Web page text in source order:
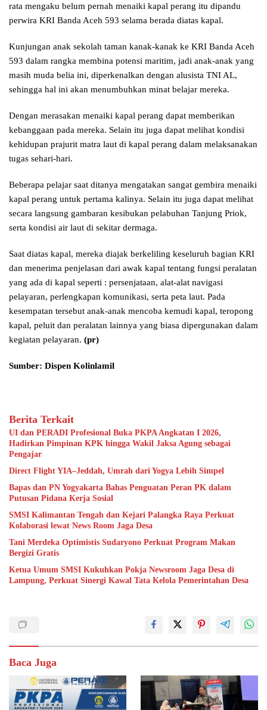
rata mengaku belum pernah menaiki kapal perang itu dipandu
perwira KRI Banda Aceh 593 selama berada diatas kapal.
Kunjungan anak sekolah taman kanak-kanak ke KRI Banda Aceh
593 dalam rangka membina potensi maritim, jadi anak-anak yang
masih muda belia ini, diperkenalkan dengan alusista TNI AL,
sehingga hal ini akan menumbuhkan minat belajar mereka.
Dengan merasakan menaiki kapal perang dapat memberikan
kebanggaan pada mereka. Selain itu juga dapat melihat kondisi
kehidupan prajurit matra laut di kapal perang dalam melaksanakan
tugas sehari-hari.
Beberapa pelajar saat ditanya mengatakan sangat gembira menaiki
kapal perang untuk pertama kalinya. Selain itu juga dapat melihat
secara langsung gambaran kesibukan pelabuhan Tanjung Priok,
serta kondisi air laut di sekitar dermaga.
Saat diatas kapal, mereka diajak berkeliling keseluruh bagian KRI
dan menerima penjelasan dari awak kapal tentang fungsi peralatan
yang ada di kapal seperti : persenjataan, alat-alat navigasi
pelayaran, perlengkapan komunikasi, serta peta laut. Pada
kesempatan tersebut anak-anak mencoba kemudi kapal, teropong
kapal, peluit dan peralatan lainnya yang biasa dipergunakan dalam
kegiatan pelayaran. (pr)
Sumber: Dispen Kolinlamil
Berita Terkait
UI dan PERADI Profesional Buka PKPA Angkatan I 2026,
Hadirkan Pimpinan KPK hingga Wakil Jaksa Agung sebagai
Pengajar
Direct Flight YIA–Jeddah, Umrah dari Yogya Lebih Simpel
Bapas dan PN Yogyakarta Bahas Penguatan Peran PK dalam
Putusan Pidana Kerja Sosial
SMSI Kalimantan Tengah dan Kejari Palangka Raya Perkuat
Kolaborasi lewat News Room Jaga Desa
Tani Merdeka Optimistis Sudaryono Perkuat Program Makan
Bergizi Gratis
Ketua Umum SMSI Kukuhkan Pokja Newsroom Jaga Desa di
Lampung, Perkuat Sinergi Kawal Tata Kelola Pemerintahan Desa
Baca Juga